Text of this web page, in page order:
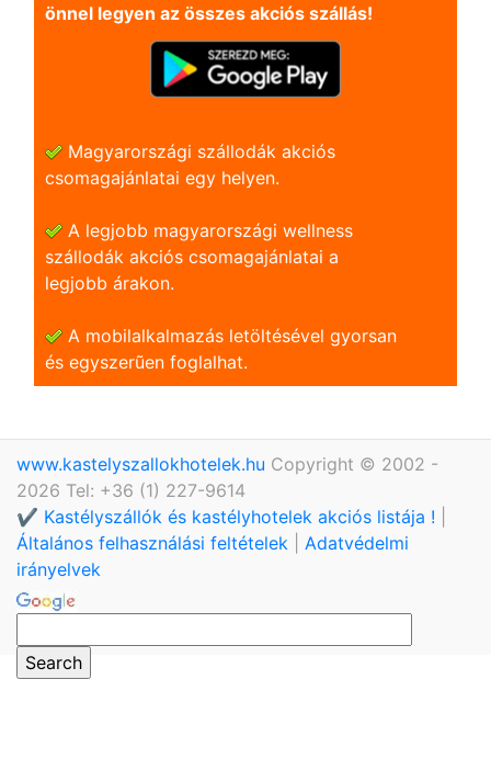
önnel legyen az összes akciós szállás!
Magyarországi szállodák akciós
csomagajánlatai egy helyen.
A legjobb magyarországi wellness
szállodák akciós csomagajánlatai a
legjobb árakon.
A mobilalkalmazás letöltésével gyorsan
és egyszerũen foglalhat.
www.kastelyszallokhotelek.hu Copyright © 2002 -
2026 Tel: +36 (1) 227-9614
✔️ Kastélyszállók és kastélyhotelek akciós listája !
Általános felhasználási feltételek
Adatvédelmi
irányelvek